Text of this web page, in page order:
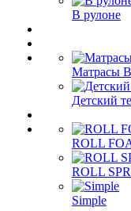
В рулоне
Матрасы
Детский
ROLL
ROLL
Simple